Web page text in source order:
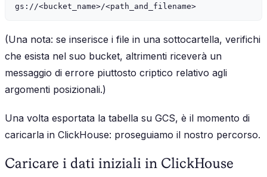
(Una nota: se inserisce i file in una sottocartella, verifichi
che esista nel suo bucket, altrimenti riceverà un
messaggio di errore piuttosto criptico relativo agli
argomenti posizionali.)
Una volta esportata la tabella su GCS, è il momento di
caricarla in ClickHouse: proseguiamo il nostro percorso.
Caricare i dati iniziali in ClickHouse